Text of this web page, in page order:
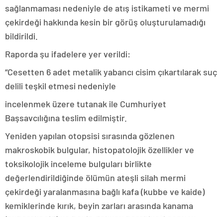
sağlanmaması nedeniyle de atış istikameti ve mermi
çekirdeği hakkında kesin bir görüş oluşturulamadığı
bildirildi.
Raporda şu ifadelere yer verildi:
“Cesetten 6 adet metalik yabancı cisim çıkartılarak suç
delili teşkil etmesi nedeniyle
incelenmek üzere tutanak ile Cumhuriyet
Başsavcılığına teslim edilmiştir.
Yeniden yapılan otopsisi sırasında gözlenen
makroskobik bulgular, histopatolojik özellikler ve
toksikolojik inceleme bulguları birlikte
değerlendirildiğinde ölümün ateşli silah mermi
çekirdeği yaralanmasına bağlı kafa (kubbe ve kaide)
kemiklerinde kırık, beyin zarları arasında kanama